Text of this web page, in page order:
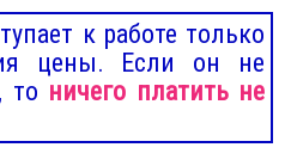
к работе только
цены. Если он не
то ничего платить не